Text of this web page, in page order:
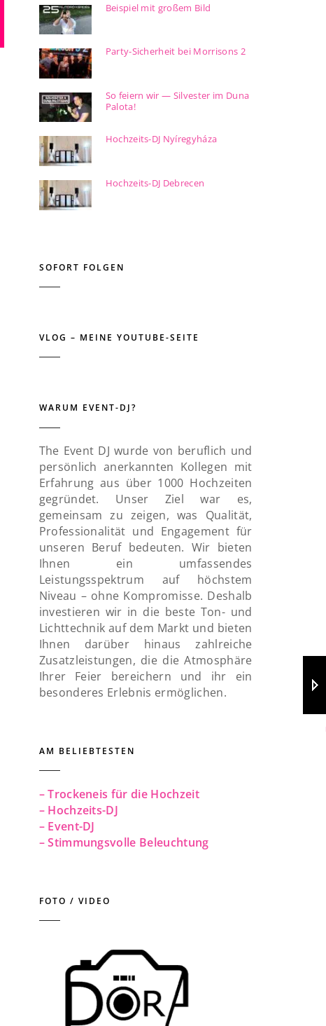
Beispiel mit großem Bild
Party-Sicherheit bei Morrisons 2
So feiern wir — Silvester im Duna
Palota!
Hochzeits-DJ Nyíregyháza
Hochzeits-DJ Debrecen
SOFORT FOLGEN
VLOG – MEINE YOUTUBE-SEITE
WARUM EVENT-DJ?
The Event DJ wurde von beruflich und
persönlich anerkannten Kollegen mit
Erfahrung aus über 1000 Hochzeiten
gegründet. Unser Ziel war es,
gemeinsam zu zeigen, was Qualität,
Professionalität und Engagement für
unseren Beruf bedeuten. Wir bieten
Ihnen ein umfassendes
Leistungsspektrum auf höchstem
Niveau – ohne Kompromisse. Deshalb
investieren wir in die beste Ton- und
Lichttechnik auf dem Markt und bieten
Ihnen darüber hinaus zahlreiche
Zusatzleistungen, die die Atmosphäre
Ihrer Feier bereichern und ihr ein
besonderes Erlebnis ermöglichen.
AM BELIEBTESTEN
– Trockeneis für die Hochzeit
– Hochzeits-DJ
– Event-DJ
– Stimmungsvolle Beleuchtung
FOTO / VIDEO